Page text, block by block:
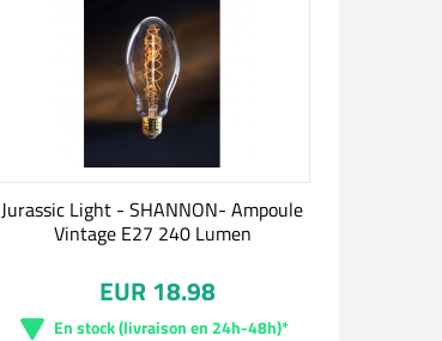
Jurassic Light - SHANNON- Ampoule
Vintage E27 240 Lumen
EUR 18.98
En stock (livraison en 24h-48h)*